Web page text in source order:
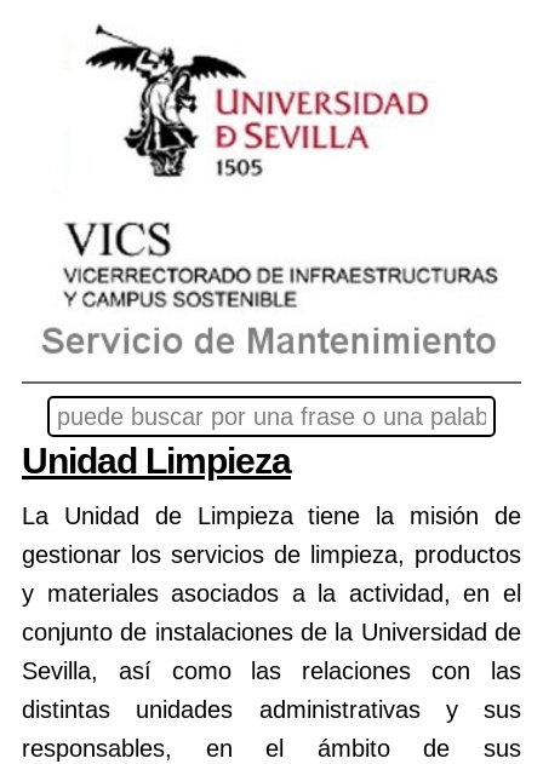
Unidad Limpieza
La Unidad de Limpieza tiene la misión de
gestionar los servicios de limpieza, productos
y materiales asociados a la actividad, en el
conjunto de instalaciones de la Universidad de
Sevilla, así como las relaciones con las
distintas unidades administrativas y sus
responsables, en el ámbito de sus